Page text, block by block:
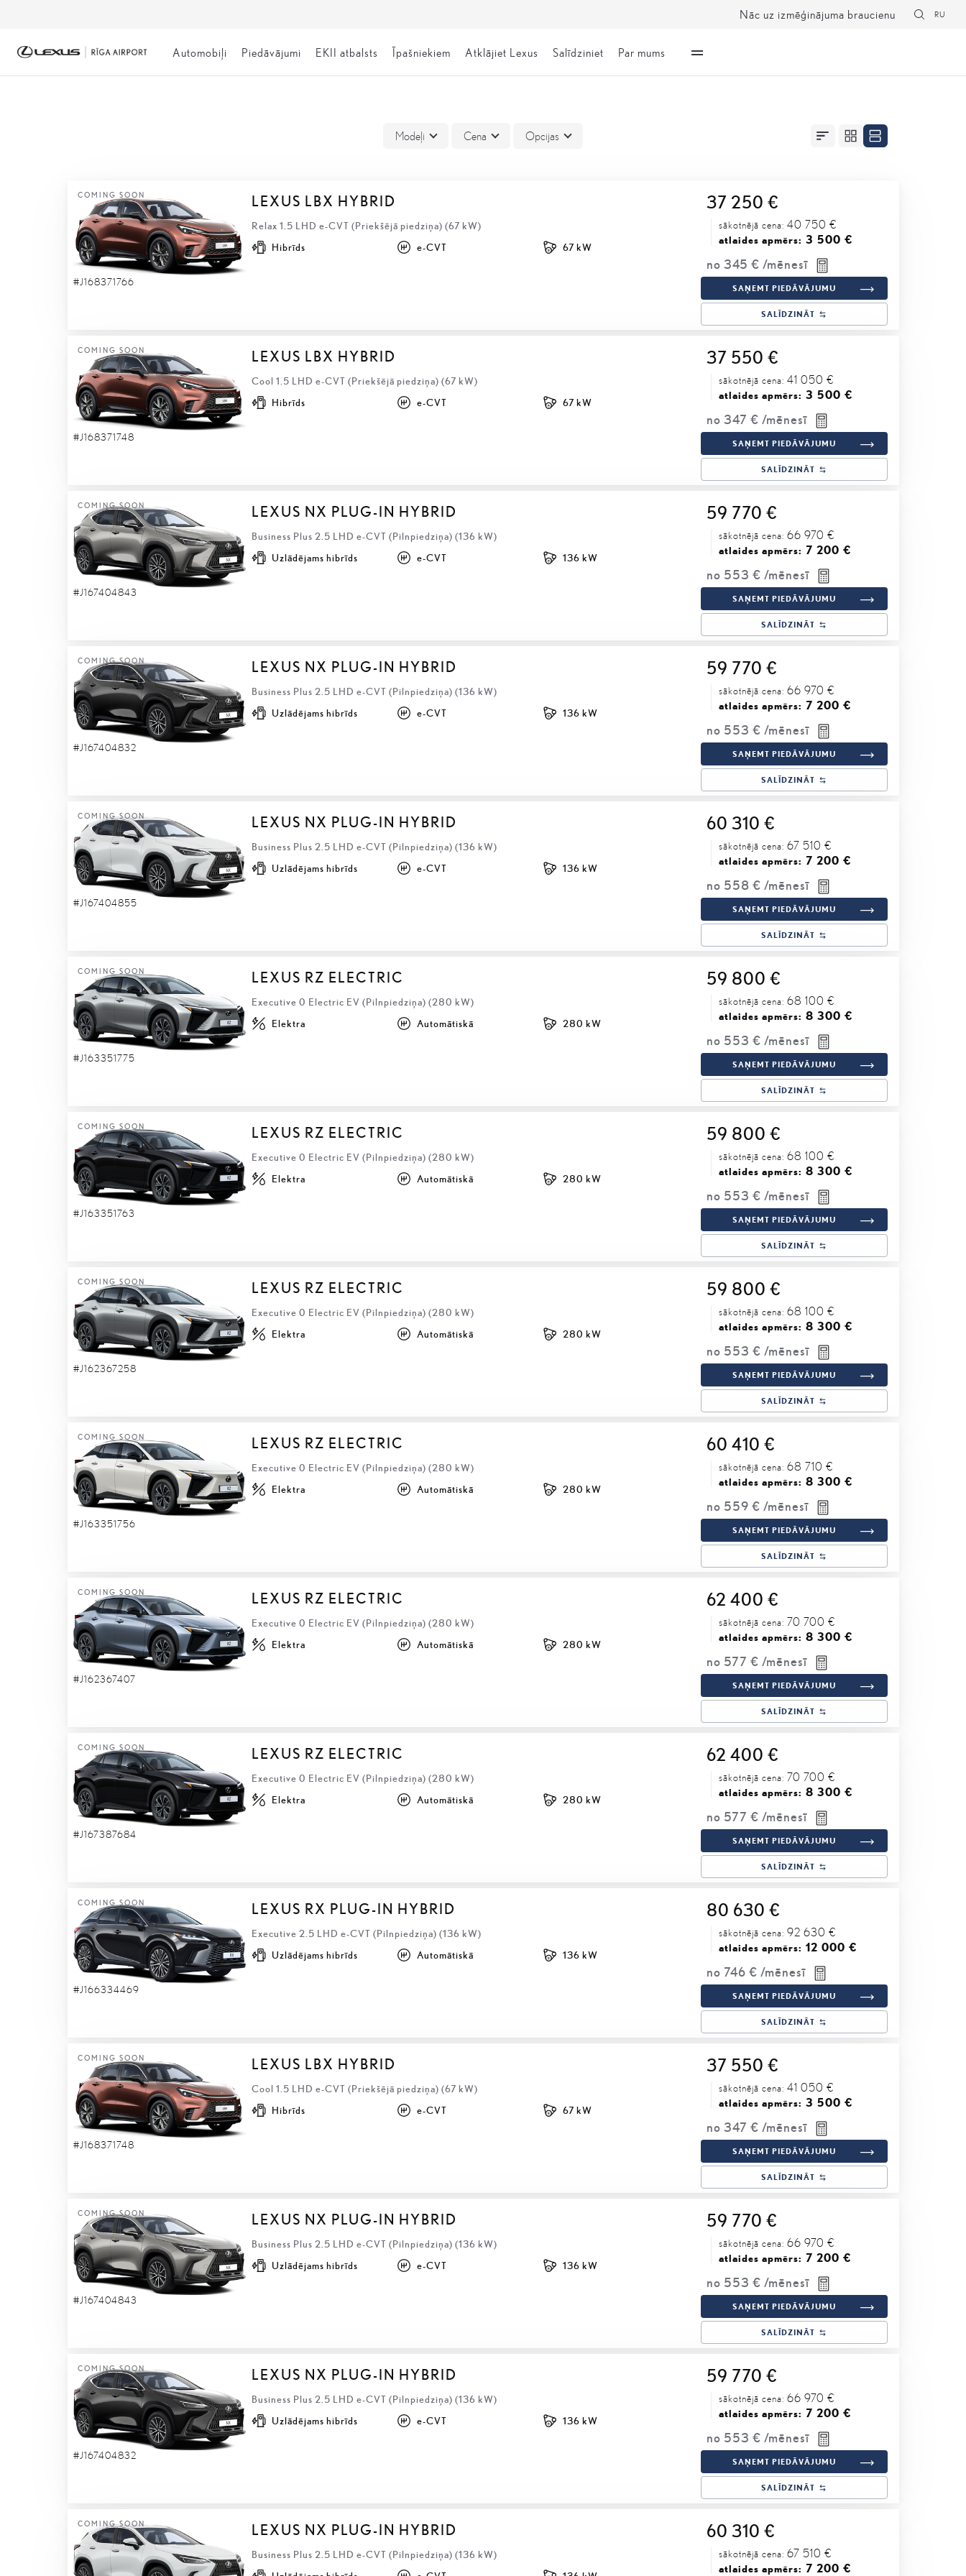
Automobiļi Piedāvājumi EKII atbalsts Īpašniekiem Atklājiet Lexus Salīdziniet Par mums
Nāc uz izmēģinājuma braucienu RU
Modeļi Cena Opcijas
COMING SOON
#J168371766
LEXUS LBX HYBRID
Relax 1.5 LHD e-CVT (Priekšējā piedziņa) (67 kW)
37 250 €
sākotnējā cena: 40 750 €
atlaides apmērs: 3 500 €
no 345 € /mēnesī
Hibrīds e-CVT 67 kW
SAŅEMT PIEDĀVĀJUMU
SALĪDZINĀT
COMING SOON
#J168371748
LEXUS LBX HYBRID
Cool 1.5 LHD e-CVT (Priekšējā piedziņa) (67 kW)
37 550 €
sākotnējā cena: 41 050 €
atlaides apmērs: 3 500 €
no 347 € /mēnesī
Hibrīds e-CVT 67 kW
SAŅEMT PIEDĀVĀJUMU
SALĪDZINĀT
COMING SOON
#J167404843
LEXUS NX PLUG-IN HYBRID
Business Plus 2.5 LHD e-CVT (Pilnpiedziņa) (136 kW)
59 770 €
sākotnējā cena: 66 970 €
atlaides apmērs: 7 200 €
no 553 € /mēnesī
Uzlādējams hibrīds e-CVT 136 kW
SAŅEMT PIEDĀVĀJUMU
SALĪDZINĀT
COMING SOON
#J167404832
LEXUS NX PLUG-IN HYBRID
Business Plus 2.5 LHD e-CVT (Pilnpiedziņa) (136 kW)
59 770 €
sākotnējā cena: 66 970 €
atlaides apmērs: 7 200 €
no 553 € /mēnesī
Uzlādējams hibrīds e-CVT 136 kW
SAŅEMT PIEDĀVĀJUMU
SALĪDZINĀT
COMING SOON
#J167404855
LEXUS NX PLUG-IN HYBRID
Business Plus 2.5 LHD e-CVT (Pilnpiedziņa) (136 kW)
60 310 €
sākotnējā cena: 67 510 €
atlaides apmērs: 7 200 €
no 558 € /mēnesī
Uzlādējams hibrīds e-CVT 136 kW
SAŅEMT PIEDĀVĀJUMU
SALĪDZINĀT
COMING SOON
#J163351775
LEXUS RZ ELECTRIC
Executive 0 Electric EV (Pilnpiedziņa) (280 kW)
59 800 €
sākotnējā cena: 68 100 €
atlaides apmērs: 8 300 €
no 553 € /mēnesī
Elektra Automātiskā 280 kW
SAŅEMT PIEDĀVĀJUMU
SALĪDZINĀT
COMING SOON
#J163351763
LEXUS RZ ELECTRIC
Executive 0 Electric EV (Pilnpiedziņa) (280 kW)
59 800 €
sākotnējā cena: 68 100 €
atlaides apmērs: 8 300 €
no 553 € /mēnesī
Elektra Automātiskā 280 kW
SAŅEMT PIEDĀVĀJUMU
SALĪDZINĀT
COMING SOON
#J162367258
LEXUS RZ ELECTRIC
Executive 0 Electric EV (Pilnpiedziņa) (280 kW)
59 800 €
sākotnējā cena: 68 100 €
atlaides apmērs: 8 300 €
no 553 € /mēnesī
Elektra Automātiskā 280 kW
SAŅEMT PIEDĀVĀJUMU
SALĪDZINĀT
COMING SOON
#J163351756
LEXUS RZ ELECTRIC
Executive 0 Electric EV (Pilnpiedziņa) (280 kW)
60 410 €
sākotnējā cena: 68 710 €
atlaides apmērs: 8 300 €
no 559 € /mēnesī
Elektra Automātiskā 280 kW
SAŅEMT PIEDĀVĀJUMU
SALĪDZINĀT
COMING SOON
#J162367407
LEXUS RZ ELECTRIC
Executive 0 Electric EV (Pilnpiedziņa) (280 kW)
62 400 €
sākotnējā cena: 70 700 €
atlaides apmērs: 8 300 €
no 577 € /mēnesī
Elektra Automātiskā 280 kW
SAŅEMT PIEDĀVĀJUMU
SALĪDZINĀT
COMING SOON
#J167387684
LEXUS RZ ELECTRIC
Executive 0 Electric EV (Pilnpiedziņa) (280 kW)
62 400 €
sākotnējā cena: 70 700 €
atlaides apmērs: 8 300 €
no 577 € /mēnesī
Elektra Automātiskā 280 kW
SAŅEMT PIEDĀVĀJUMU
SALĪDZINĀT
COMING SOON
#J166334469
LEXUS RX PLUG-IN HYBRID
Executive 2.5 LHD e-CVT (Pilnpiedziņa) (136 kW)
80 630 €
sākotnējā cena: 92 630 €
atlaides apmērs: 12 000 €
no 746 € /mēnesī
Uzlādējams hibrīds Automātiskā 136 kW
SAŅEMT PIEDĀVĀJUMU
SALĪDZINĀT
COMING SOON
#J168371748
LEXUS LBX HYBRID
Cool 1.5 LHD e-CVT (Priekšējā piedziņa) (67 kW)
37 550 €
sākotnējā cena: 41 050 €
atlaides apmērs: 3 500 €
no 347 € /mēnesī
Hibrīds e-CVT 67 kW
SAŅEMT PIEDĀVĀJUMU
SALĪDZINĀT
COMING SOON
#J167404843
LEXUS NX PLUG-IN HYBRID
Business Plus 2.5 LHD e-CVT (Pilnpiedziņa) (136 kW)
59 770 €
sākotnējā cena: 66 970 €
atlaides apmērs: 7 200 €
no 553 € /mēnesī
Uzlādējams hibrīds e-CVT 136 kW
SAŅEMT PIEDĀVĀJUMU
SALĪDZINĀT
COMING SOON
#J167404832
LEXUS NX PLUG-IN HYBRID
Business Plus 2.5 LHD e-CVT (Pilnpiedziņa) (136 kW)
59 770 €
sākotnējā cena: 66 970 €
atlaides apmērs: 7 200 €
no 553 € /mēnesī
Uzlādējams hibrīds e-CVT 136 kW
SAŅEMT PIEDĀVĀJUMU
SALĪDZINĀT
COMING SOON LEXUS NX PLUG-IN HYBRID
Business Plus 2.5 LHD e-CVT (Pilnpiedziņa) (136 kW)
60 310 €
sākotnējā cena: 67 510 €
atlaides apmērs: 7 200 €